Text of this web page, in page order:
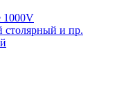
1000V
столярный и пр.